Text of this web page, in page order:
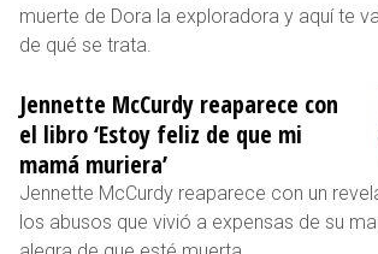
muerte de Dora la exploradora y aquí te
de qué se trata.
Jennette McCurdy reaparece con
el libro ‘Estoy feliz de que mi
mamá muriera’
Jennette McCurdy reaparece con un
los abusos que vivió a expensas de su